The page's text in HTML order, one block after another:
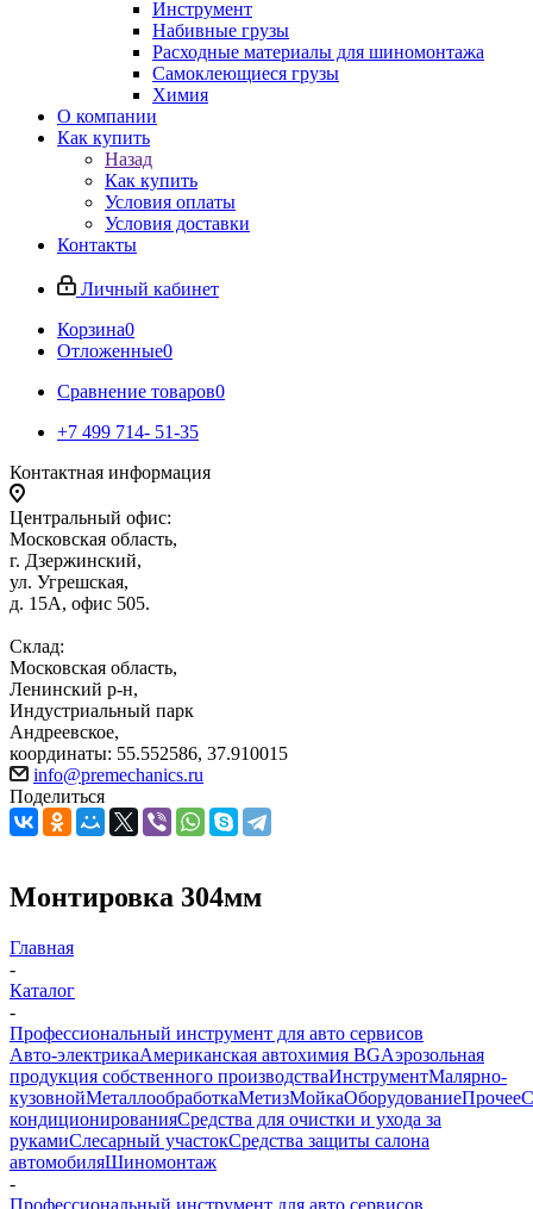
Инструмент
Набивные грузы
Расходные материалы для шиномонтажа
Самоклеющиеся грузы
Химия
О компании
Как купить
Назад
Как купить
Условия оплаты
Условия доставки
Контакты
Личный кабинет
Корзина0
Отложенные0
Сравнение товаров0
+7 499 714- 51-35
Контактная информация
Центральный офис:
Московская область,
г. Дзержинский,
ул. Угрешская,
д. 15А, офис 505.
Склад:
Московская область,
Ленинский р-н,
Индустриальный парк
Андреевское,
координаты: 55.552586, 37.910015
info@premechanics.ru
Поделиться
Монтировка 304мм
Главная
-
Каталог
-
Профессиональный инструмент для авто сервисов
Авто-электрикаАмериканская автохимия BGАэрозольная
продукция собственного производстваИнструментМалярно-
кузовнойМеталлообработкаМетизМойкаОборудованиеПрочее
кондиционированияСредства для очистки и ухода за
рукамиСлесарный участокСредства защиты салона
автомобиляШиномонтаж
-
Профессиональный инструмент для авто сервисов